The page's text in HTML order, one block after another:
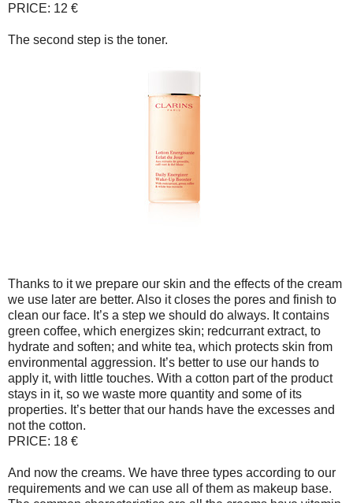
PRICE: 12 €
The second step is the toner.
Thanks to it we prepare our skin and the effects of the cream
we use later are better. Also it closes the pores and finish to
clean our face. It’s a step we should do always. It contains
green coffee, which energizes skin; redcurrant extract, to
hydrate and soften; and white tea, which protects skin from
environmental aggression. It’s better to use our hands to
apply it, with little touches. With a cotton part of the product
stays in it, so we waste more quantity and some of its
properties. It’s better that our hands have the excesses and
not the cotton.
PRICE: 18 €
And now the creams. We have three types according to our
requirements and we can use all of them as makeup base.